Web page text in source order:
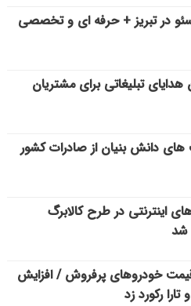
در تبریز + حرفه ای و تخصصی
تبلیغاتی برای مشتریان
دانش بنیان از صادرات کشور
اینترنتی در طرح کالابرگ
شد
خودروهای پرفروش / افزایش
رکورد زد